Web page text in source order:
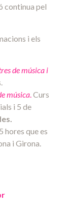
continua pel
i els
de música i
música.Curs
i 5 de
hores que es
i Girona.